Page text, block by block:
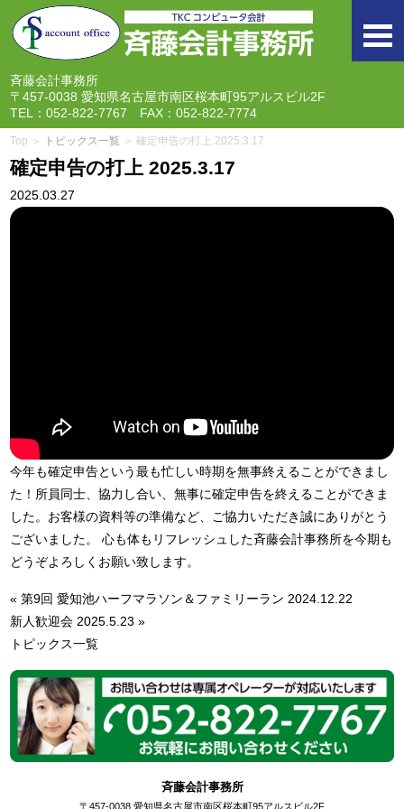
斉藤会計事務所
〒457-0038 愛知県名古屋市南区桜本町95アルスビル2F
TEL：052-822-7767 FAX：052-822-7774
Top ＞ トピックス一覧 ＞ 確定申告の打上 2025.3.17
確定申告の打上 2025.3.17
2025.03.27
今年も確定申告という最も忙しい時期を無事終えることができまし
た！所員同士、協力し合い、無事に確定申告を終えることができま
した。お客様の資料等の準備など、ご協力いただき誠にありがとう
ございました。 心も体もリフレッシュした斉藤会計事務所を今期も
どうぞよろしくお願い致します。
«第9回 愛知池ハーフマラソン＆ファミリーラン 2024.12.22
新人歓迎会 2025.5.23 »
トピックス一覧
斉藤会計事務所
〒457-0038 愛知県名古屋市南区桜本町95アルスビル2F